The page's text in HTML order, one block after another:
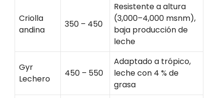
Criolla
andina
350 – 450
Resistente a altura
(3,000–4,000 msnm),
baja producción de
leche
Gyr
Lechero
450 – 550
Adaptado a trópico,
leche con 4 % de
grasa